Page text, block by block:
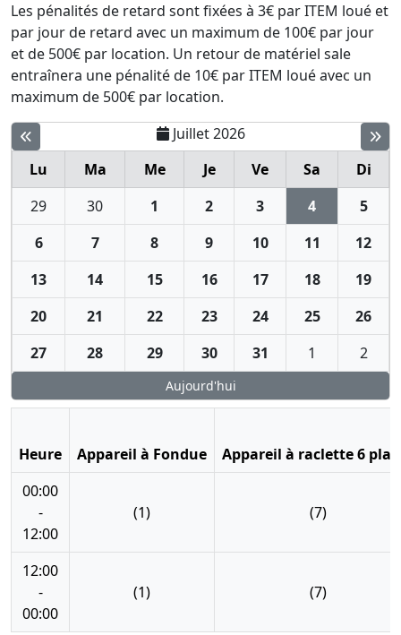
Les pénalités de retard sont fixées à 3€ par ITEM loué et
par jour de retard avec un maximum de 100€ par jour
et de 500€ par location. Un retour de matériel sale
entraînera une pénalité de 10€ par ITEM loué avec un
maximum de 500€ par location.
Juillet 2026
Lu
Ma Me Je Ve Sa
Di
29
30 1 2 3 4
5
6
7 8 9 10 11
12
13
14 15 16 17 18
19
20
21 22 23 24 25
26
27
28 29 30 31 1 2
Aujourd'hui
Heure Appareil à Fondue
Appareil à raclette 6
00:00
-
12:00
(1) (7)
12:00
-
00:00
(1) (7)